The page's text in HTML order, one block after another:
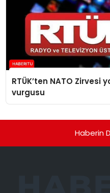
RTÜK’ten NATO Zirvesi
vurgusu
Haberin